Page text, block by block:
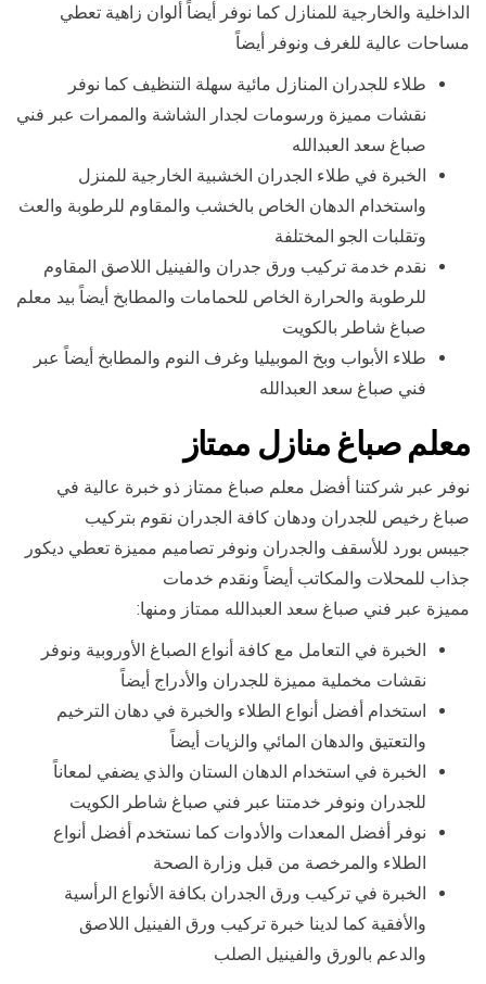
الداخلية والخارجية للمنازل كما نوفر أيضاً ألوان زاهية تعطي
مساحات عالية للغرف ونوفر أيضاً
طلاء للجدران المنازل مائية سهلة التنظيف كما نوفر
نقشات مميزة ورسومات لجدار الشاشة والممرات عبر فني
صباغ سعد العبدالله
الخبرة في طلاء الجدران الخشبية الخارجية للمنزل
واستخدام الدهان الخاص بالخشب والمقاوم للرطوبة والعث
وتقلبات الجو المختلفة
نقدم خدمة تركيب ورق جدران والفينيل اللاصق المقاوم
للرطوبة والحرارة الخاص للحمامات والمطابخ أيضاً بيد معلم
صباغ شاطر بالكويت
طلاء الأبواب وبخ الموبيليا وغرف النوم والمطابخ أيضاً عبر
فني صباغ سعد العبدالله
معلم صباغ منازل ممتاز
نوفر عبر شركتنا أفضل معلم صباغ ممتاز ذو خبرة عالية في
صباغ رخيص للجدران ودهان كافة الجدران نقوم بتركيب
جيبس بورد للأسقف والجدران ونوفر تصاميم مميزة تعطي ديكور
جذاب للمحلات والمكاتب أيضاً ونقدم خدمات
مميزة عبر فني صباغ سعد العبدالله ممتاز ومنها:
الخبرة في التعامل مع كافة أنواع الصباغ الأوروبية ونوفر
نقشات مخملية مميزة للجدران والأدراج أيضاً
استخدام أفضل أنواع الطلاء والخبرة في دهان الترخيم
والتعتيق والدهان المائي والزيات أيضاً
الخبرة في استخدام الدهان الستان والذي يضفي لمعاناً
للجدران ونوفر خدمتنا عبر فني صباغ شاطر الكويت
نوفر أفضل المعدات والأدوات كما نستخدم أفضل أنواع
الطلاء والمرخصة من قبل وزارة الصحة
الخبرة في تركيب ورق الجدران بكافة الأنواع الرأسية
والأفقية كما لدينا خبرة تركيب ورق الفينيل اللاصق
والدعم بالورق والفينيل الصلب